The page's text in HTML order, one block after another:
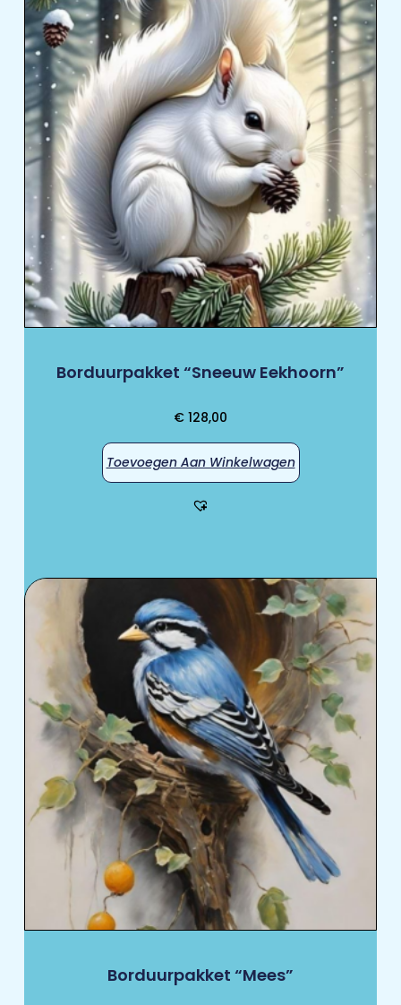
Borduurpakket “Sneeuw Eekhoorn”
€ 128,00
Toevoegen Aan Winkelwagen
Borduurpakket “Mees”